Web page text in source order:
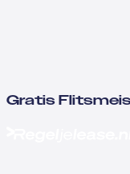
Gratis